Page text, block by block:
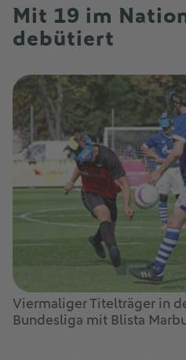
Mit 19 im
debütiert
Viermaliger Titelträger in
Bundesliga mit Blista